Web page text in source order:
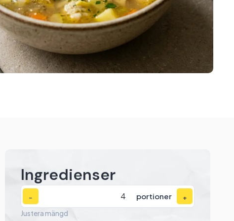
Ingredienser
− portioner
+
Justera mängd